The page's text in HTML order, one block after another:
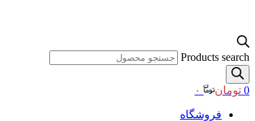
Products search
0 تومان
فروشگاه